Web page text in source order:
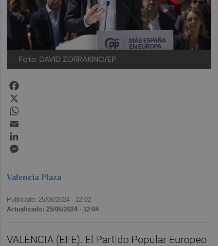
Foto: DAVID ZORRAKINO/EP
Valencia Plaza
Publicado: 25/06/2024 · 12:02
Actualizado: 25/06/2024 · 12:04
VALÈNCIA (EFE). El Partido Popular Europeo